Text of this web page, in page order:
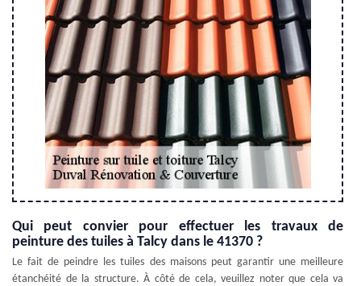
Qui peut convier pour effectuer les travaux de
peinture des tuiles à Talcy dans le 41370 ?
Le fait de peindre les tuiles des maisons peut garantir une meilleure
étanchéité de la structure. À côté de cela, veuillez noter que cela va